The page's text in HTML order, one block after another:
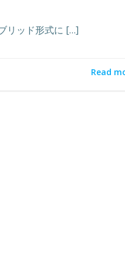
リッド形式に […]
Read